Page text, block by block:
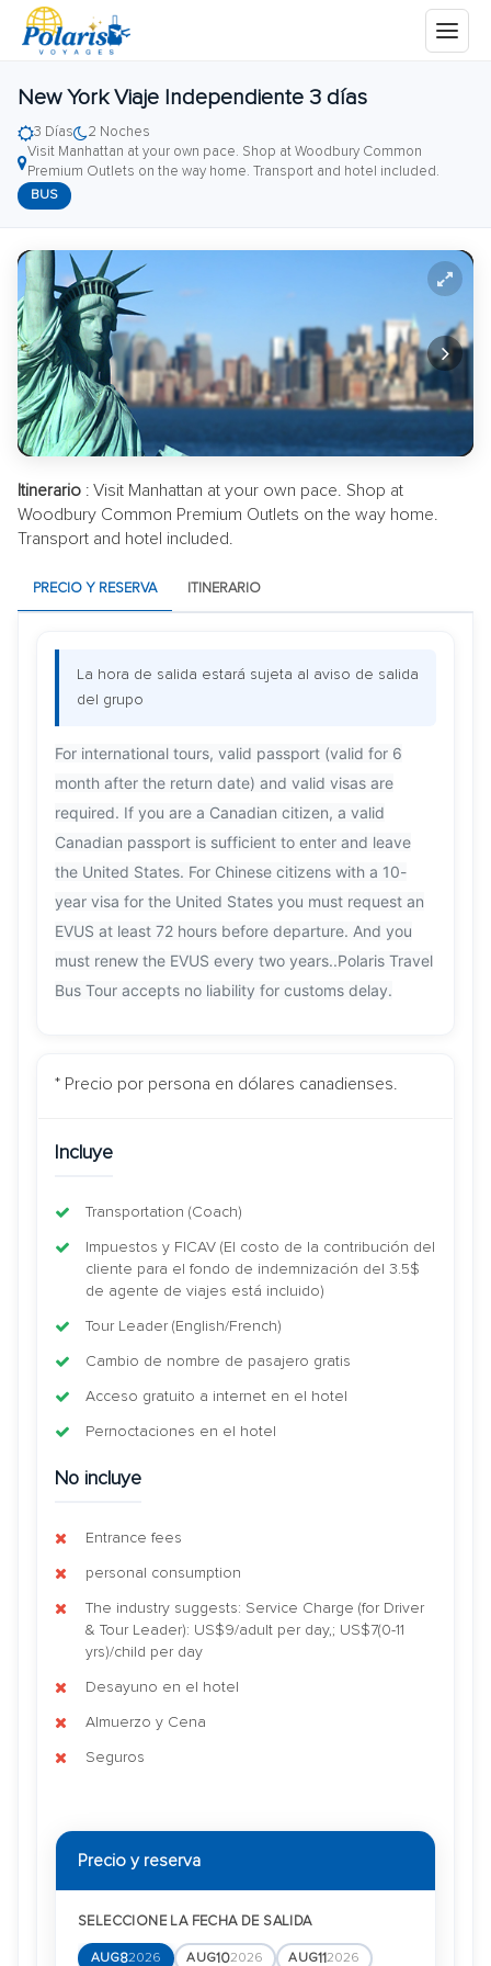
New York Viaje Independiente 3 días
3 Días
2 Noches
Visit Manhattan at your own pace. Shop at Woodbury Common
Premium Outlets on the way home. Transport and hotel included.
BUS
Itinerario : Visit Manhattan at your own pace. Shop at
Woodbury Common Premium Outlets on the way home.
Transport and hotel included.
PRECIO Y RESERVA ITINERARIO
La hora de salida estará sujeta al aviso de salida
del grupo
For international tours, valid passport (valid for 6
month after the return date) and valid visas are
required. If you are a Canadian citizen, a valid
Canadian passport is sufficient to enter and leave
the United States. For Chinese citizens with a 10-
year visa for the United States you must request an
EVUS at least 72 hours before departure. And you
must renew the EVUS every two years..Polaris Travel
Bus Tour accepts no liability for customs delay.
* Precio por persona en dólares canadienses.
Incluye
Transportation (Coach)
Impuestos y FICAV (El costo de la contribución del
cliente para el fondo de indemnización del 3.5$
de agente de viajes está incluido)
Tour Leader (English/French)
Cambio de nombre de pasajero gratis
Acceso gratuito a internet en el hotel
Pernoctaciones en el hotel
No incluye
Entrance fees
personal consumption
The industry suggests: Service Charge (for Driver
& Tour Leader): US$9/adult per day,; US$7(0-11
yrs)/child per day
Desayuno en el hotel
Almuerzo y Cena
Seguros
Precio y reserva
SELECCIONE LA FECHA DE SALIDA
AUG82026 AUG102026 AUG112026